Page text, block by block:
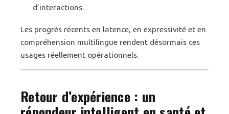
d’interactions.
Les progrès récents en latence, en expressivité et en
compréhension multilingue rendent désormais ces
usages réellement opérationnels.
Retour d’expérience : un